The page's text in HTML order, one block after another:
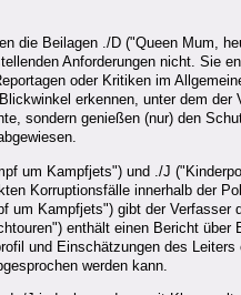
die Beilagen ./D ("Queen Mum,
Anforderungen nicht. Sie
oder Kritiken im
erkennen, unter dem
sondern genießen (nur) den
um Kampfjets") und ./J
Korruptionsfälle innerhalb der
Kampfjets") gibt der
enthält einen Bericht
und Einschätzungen des
werden kann.